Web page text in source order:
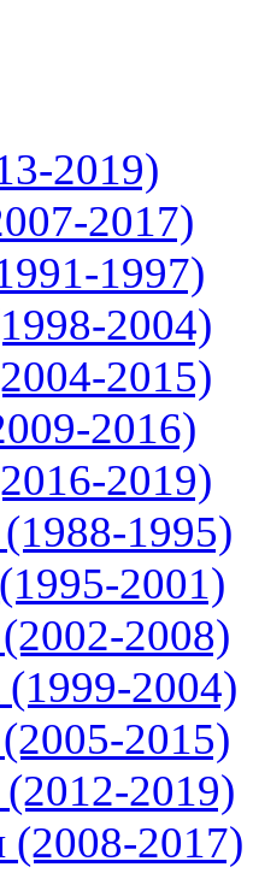
2019)
2017)
1997)
2004)
2015)
2016)
2019)
1995)
2001)
2008)
2004)
2015)
2019)
(2008-2017)